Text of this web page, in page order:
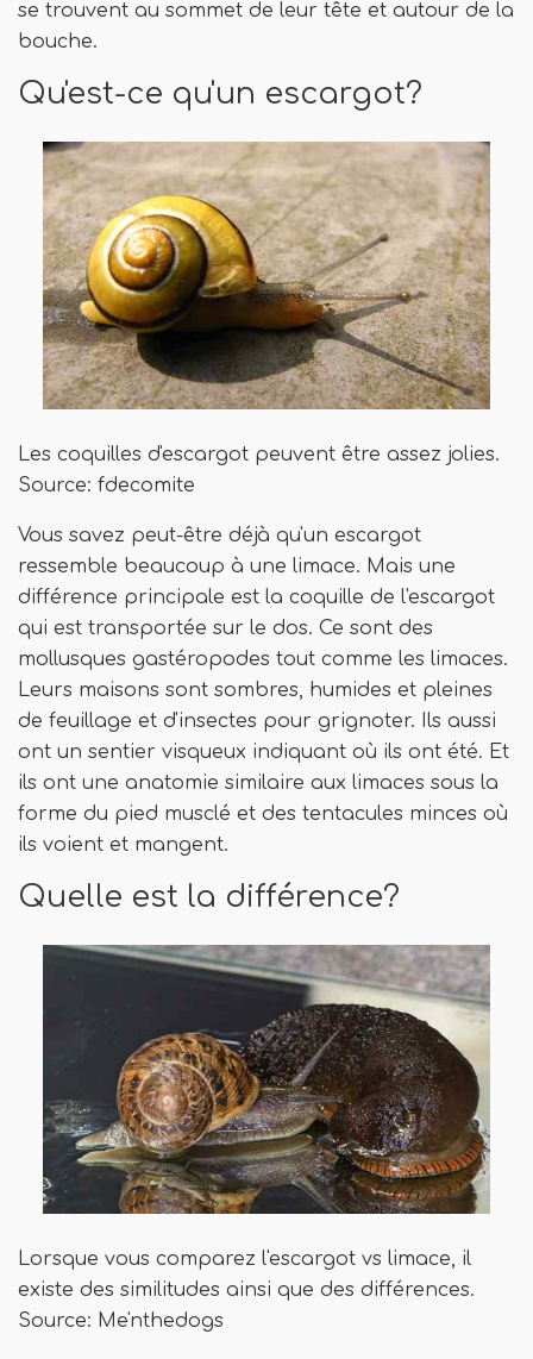
se trouvent au sommet de leur tête et autour de la
bouche.
Qu'est-ce qu'un escargot?
Les coquilles d'escargot peuvent être assez jolies.
Source: fdecomite
Vous savez peut-être déjà qu'un escargot
ressemble beaucoup à une limace. Mais une
différence principale est la coquille de l'escargot
qui est transportée sur le dos. Ce sont des
mollusques gastéropodes tout comme les limaces.
Leurs maisons sont sombres, humides et pleines
de feuillage et d'insectes pour grignoter. Ils aussi
ont un sentier visqueux indiquant où ils ont été. Et
ils ont une anatomie similaire aux limaces sous la
forme du pied musclé et des tentacules minces où
ils voient et mangent.
Quelle est la différence?
Lorsque vous comparez l'escargot vs limace, il
existe des similitudes ainsi que des différences.
Source: Me'nthedogs